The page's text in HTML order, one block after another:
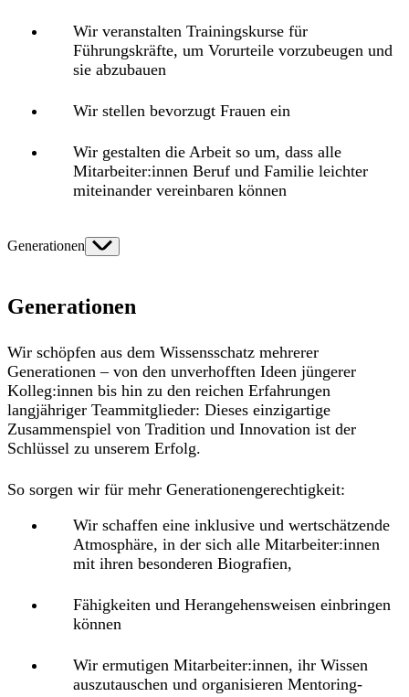
Wir veranstalten Trainingskurse für
Führungskräfte, um Vorurteile vorzubeugen und
sie abzubauen
Wir stellen bevorzugt Frauen ein
Wir gestalten die Arbeit so um, dass alle
Mitarbeiter:innen Beruf und Familie leichter
miteinander vereinbaren können
Generationen
Generationen
Wir schöpfen aus dem Wissensschatz mehrerer
Generationen – von den unverhofften Ideen jüngerer
Kolleg:innen bis hin zu den reichen Erfahrungen
langjähriger Teammitglieder: Dieses einzigartige
Zusammenspiel von Tradition und Innovation ist der
Schlüssel zu unserem Erfolg.
So sorgen wir für mehr Generationengerechtigkeit:
Wir schaffen eine inklusive und wertschätzende
Atmosphäre, in der sich alle Mitarbeiter:innen
mit ihren besonderen Biografien,
Fähigkeiten und Herangehensweisen einbringen
können
Wir ermutigen Mitarbeiter:innen, ihr Wissen
auszutauschen und organisieren Mentoring-